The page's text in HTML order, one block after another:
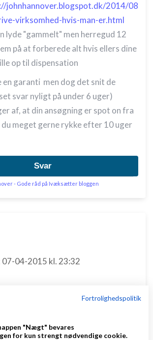
johnhannover.blogspot.dk/2014/08
virksomhed-hvis-man-er.html
lyde "gammelt" men herregud 12
på at forberede alt hvis ellers dine
op til dispensation
en garanti men dog det snit de
svar nyligt på under 6 uger)
af, at din ansøgning er spot on fra
meget gerne rykke efter 10 uger
Svar
- Gode råd på Ivæksætter bloggen
07-04-2015 kl. 23:32
Fortrolighedspolitik
"Nægt" bevares
for kun strengt nødvendige cookie.